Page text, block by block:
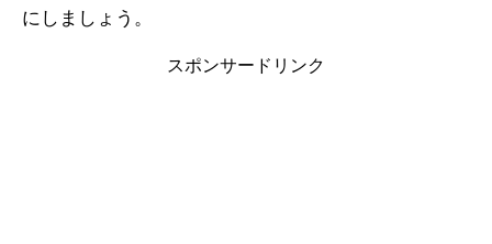
にしましょう。
スポンサードリンク